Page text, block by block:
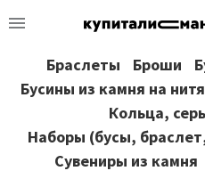
Браслеты Броши
Бусины из камня на
Кольца,
Наборы (бусы,
Сувениры из камня